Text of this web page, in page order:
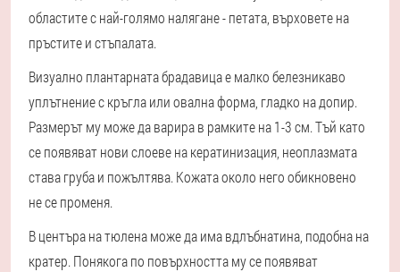
областите с най-голямо налягане - петата, върховете на
пръстите и стъпалата.
Визуално плантарната брадавица е малко белезникаво
уплътнение с кръгла или овална форма, гладко на допир.
Размерът му може да варира в рамките на 1-3 см. Тъй като
се появяват нови слоеве на кератинизация, неоплазмата
става груба и пожълтява. Кожата около него обикновено
не се променя.
В центъра на тюлена може да има вдлъбнатина, подобна на
кратер. Понякога по повърхността му се появяват